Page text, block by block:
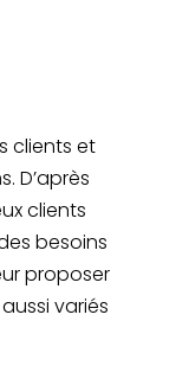
clients et
D’après
clients
besoins
proposer
variés